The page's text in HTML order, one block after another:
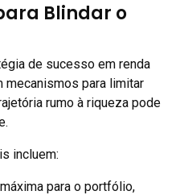
Blindar o
de sucesso em renda
mecanismos para limitar
rumo à riqueza pode
incluem:
para o portfólio,